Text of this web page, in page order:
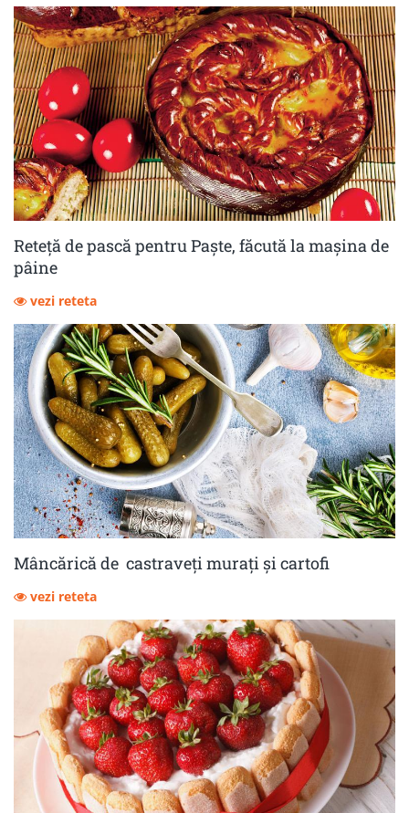
Reteță de pască pentru Paște, făcută la mașina de
pâine
vezi reteta
Mâncărică de castraveţi muraţi şi cartofi
vezi reteta